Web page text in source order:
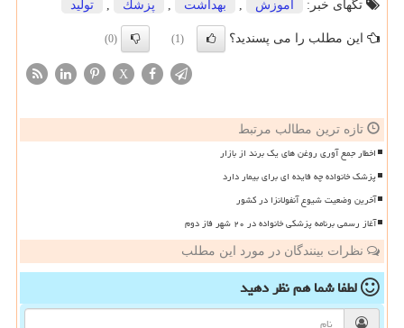
تگهای خبر:
آموزش , بهداشت , پزشك , تولید
این مطلب را می پسندید؟ (1)
(0)
X
تازه ترین مطالب مرتبط
اخطار جمع آوری روغن های یک برند از بازار
پزشک خانواده چه فایده ای برای بیمار دارد
آخرین وضعیت شیوع آنفولانزا در کشور
آغاز رسمی برنامه پزشکی خانواده در ۲۰ شهر فاز دوم
نظرات بینندگان در مورد این مطلب
لطفا شما همنظر دهید